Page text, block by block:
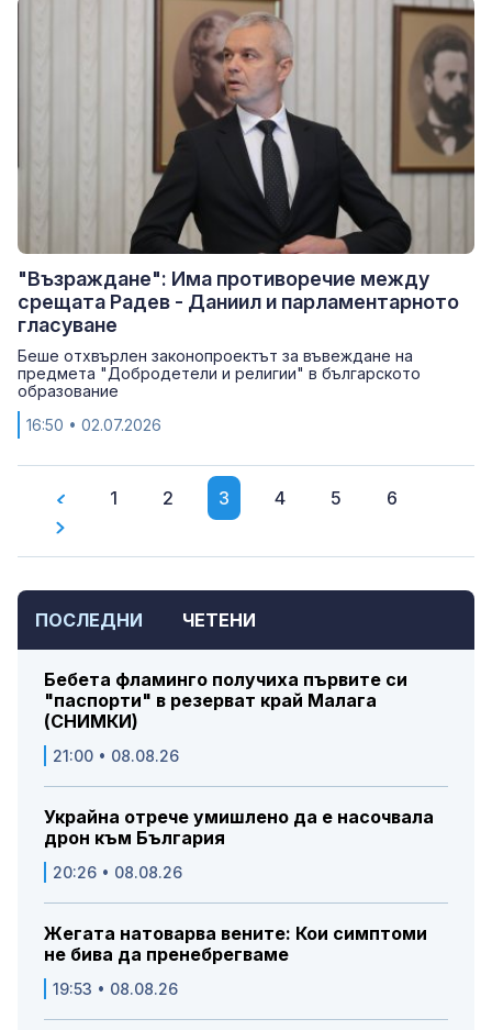
"Възраждане": Има противоречие между
срещата Радев - Даниил и парламентарното
гласуване
Беше отхвърлен законопроектът за въвеждане на
предмета "Добродетели и религии" в българското
образование
16:50 • 02.07.2026
1 2 3 4 5 6
ПОСЛЕДНИ ЧЕТЕНИ
Бебета фламинго получиха първите си
"паспорти" в резерват край Малага
(СНИМКИ)
21:00 • 08.08.26
Украйна отрече умишлено да е насочвала
дрон към България
20:26 • 08.08.26
Жегата натоварва вените: Кои симптоми
не бива да пренебрегваме
19:53 • 08.08.26